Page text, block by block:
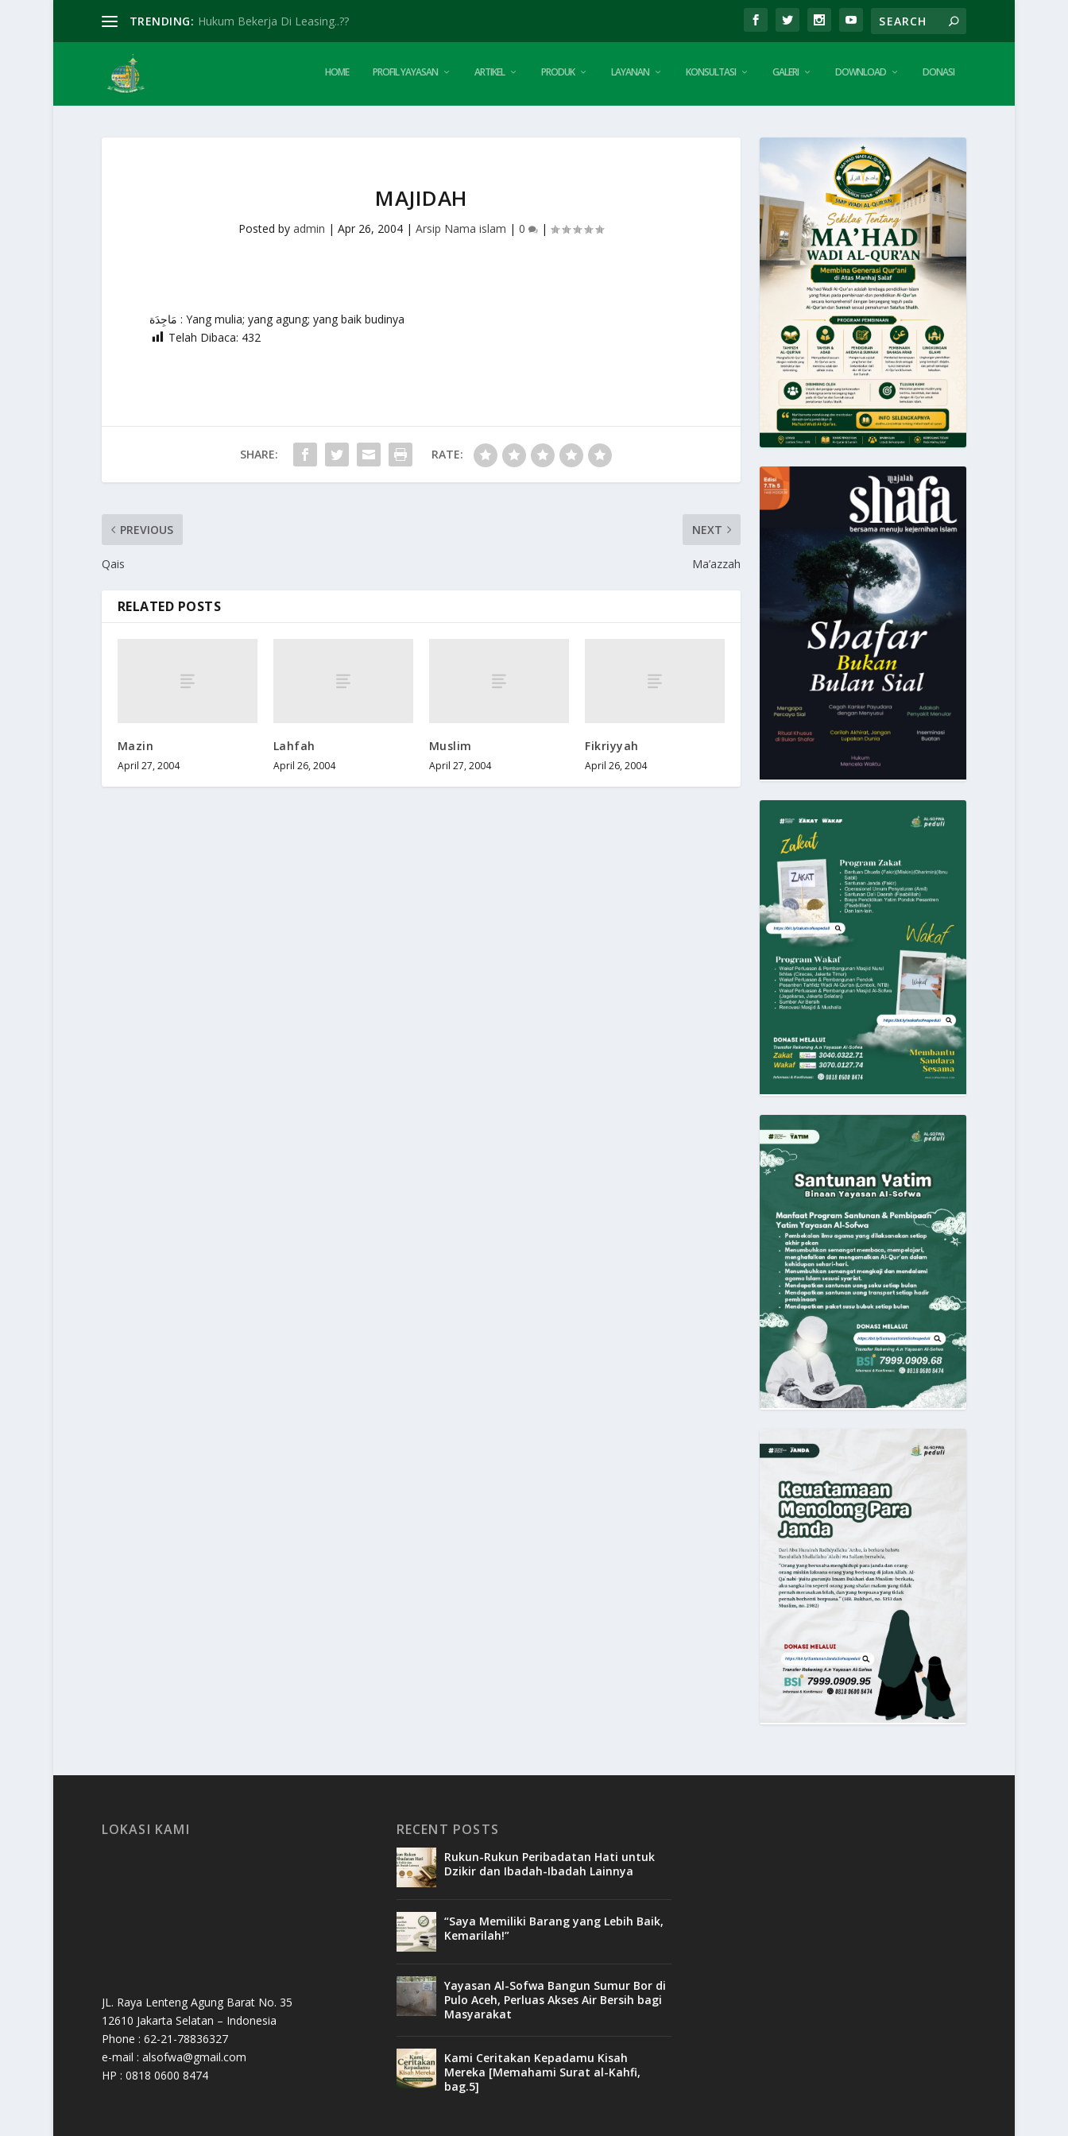
TRENDING: Hukum Bekerja Di Leasing..??
HOME PROFIL YAYASAN ARTIKEL PRODUK LAYANAN KONSULTASI GALERI DOWNLOAD DONASI
MAJIDAH
Posted byadmin |Apr 26, 2004 |Arsip Nama islam |0 |
مَاجِدَة : Yang mulia; yang agung; yang baik budinya
Telah Dibaca: 432
SHARE: RATE:
PREVIOUS
Qais
NEXT
Ma’azzah
RELATED POSTS
Mazin
April 27, 2004
Lahfah
April 26, 2004
Muslim
April 27, 2004
Fikriyyah
April 26, 2004
LOKASI KAMI
JL. Raya Lenteng Agung Barat No. 35
12610 Jakarta Selatan – Indonesia
Phone : 62-21-78836327
e-mail : alsofwa@gmail.com
HP : 0818 0600 8474
RECENT POSTS
Rukun-Rukun Peribadatan Hati untuk
Dzikir dan Ibadah-Ibadah Lainnya
“Saya Memiliki Barang yang Lebih Baik,
Kemarilah!”
Yayasan Al-Sofwa Bangun Sumur Bor di
Pulo Aceh, Perluas Akses Air Bersih bagi
Masyarakat
Kami Ceritakan Kepadamu Kisah
Mereka [Memahami Surat al-Kahfi,
bag.5]